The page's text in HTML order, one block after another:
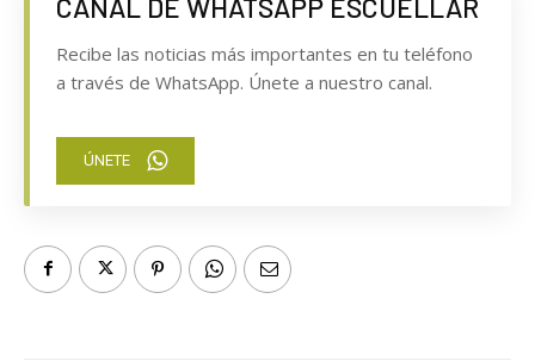
Recibe las noticias más importantes en tu teléfono
a través de WhatsApp. Únete a nuestro canal.
ÚNETE